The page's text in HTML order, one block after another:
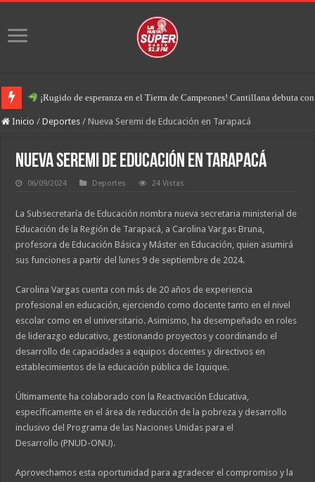
¡Rugido de esperanza en el Tierra de Campeones! Cantillana debuta
Inicio / Deportes / Nueva Seremi de Educación en Tarapacá
Nueva Seremi de Educación en Tarapacá
06/09/2024 Deportes 24 Vistas
La Subsecretaría de Educación nombra nueva secretaria ministerial de
Educación de la Región de Tarapacá, a Carolina Vargas Bruna,
profesora de Educación Básica y Máster en Educación, quien asumirá
sus funciones a partir del lunes 9 de septiembre de 2024.
Carolina Vargas cuenta con más de 20 años de experiencia
profesional en educación, ejerciendo como docente tanto en el nivel
escolar como en el universitario. Asimismo, ha desempeñado en roles
de liderazgo educativo, gestionando proyectos y coordinando el
desarrollo de capacidades a equipos docentes y directivos en
establecimientos de la educación pública de Iquique.
Últimamente ha colaborado con la Reactivación Educativa,
específicamente en el área de reducción de la pobreza y desarrollo
inclusivo del Programa de las Naciones Unidas para el
Desarrollo (PNUD-ONU).
Aprovechamos esta oportunidad para agradecer el compromiso y la